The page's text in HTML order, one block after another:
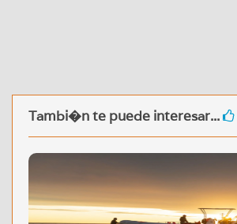
Tambi�n te puede interesar...